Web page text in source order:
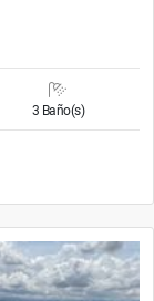
3 Baño(s)